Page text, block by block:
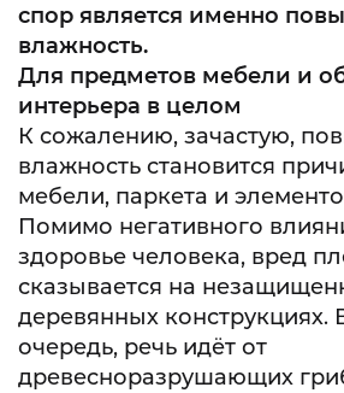
спор является именно
влажность.
Для предметов мебели и
интерьера в целом
К сожалению, зачастую,
влажность становится
мебели, паркета и
Помимо негативного
здоровье человека, вред
сказывается на
деревянных конструкциях.
очередь, речь идёт от
древесноразрушающих